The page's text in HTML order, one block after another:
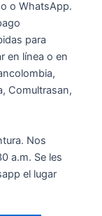
o WhatsApp.
para
en línea o en
Comultrasan,
Nos
a.m. Se les
el lugar